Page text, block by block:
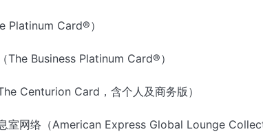
Platinum Card®）
The Business Platinum Card®）
Centurion Card，含个人及商务版）
室网络（American Express Global Lounge